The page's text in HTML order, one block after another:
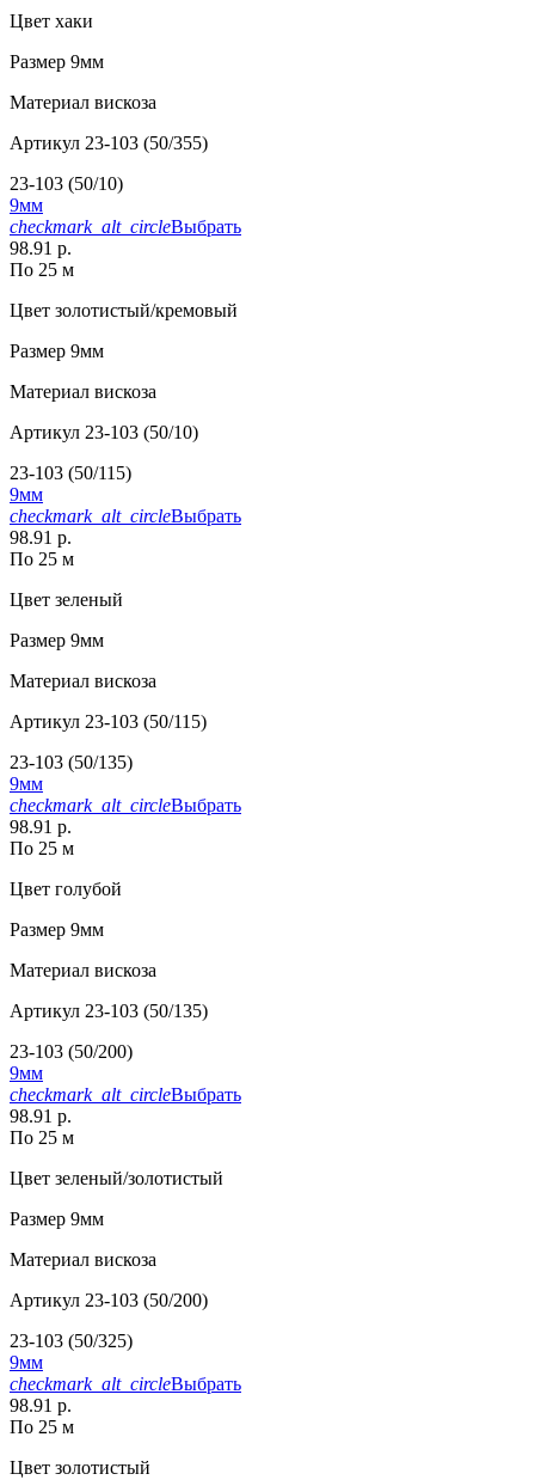
Цвет хаки
Размер 9мм
Материал вискоза
Артикул 23-103 (50/355)
23-103 (50/10)
9мм
checkmark_alt_circleВыбрать
98.91 р.
По 25 м
Цвет золотистый/кремовый
Размер 9мм
Материал вискоза
Артикул 23-103 (50/10)
23-103 (50/115)
9мм
checkmark_alt_circleВыбрать
98.91 р.
По 25 м
Цвет зеленый
Размер 9мм
Материал вискоза
Артикул 23-103 (50/115)
23-103 (50/135)
9мм
checkmark_alt_circleВыбрать
98.91 р.
По 25 м
Цвет голубой
Размер 9мм
Материал вискоза
Артикул 23-103 (50/135)
23-103 (50/200)
9мм
checkmark_alt_circleВыбрать
98.91 р.
По 25 м
Цвет зеленый/золотистый
Размер 9мм
Материал вискоза
Артикул 23-103 (50/200)
23-103 (50/325)
9мм
checkmark_alt_circleВыбрать
98.91 р.
По 25 м
Цвет золотистый